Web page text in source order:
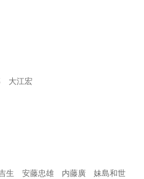
大江宏
生 安藤忠雄 内藤廣 妹島和世